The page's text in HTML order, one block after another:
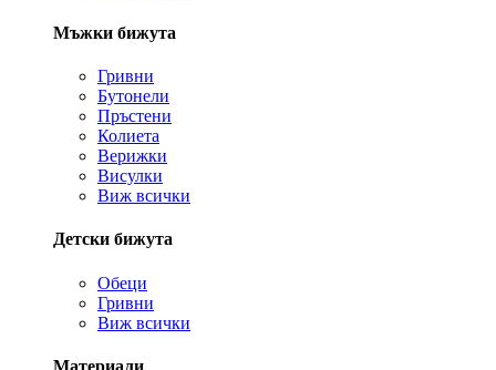
Мъжки бижута
Гривни
Бутонели
Пръстени
Колиета
Верижки
Висулки
Виж всички
Детски бижута
Обеци
Гривни
Виж всички
Материали